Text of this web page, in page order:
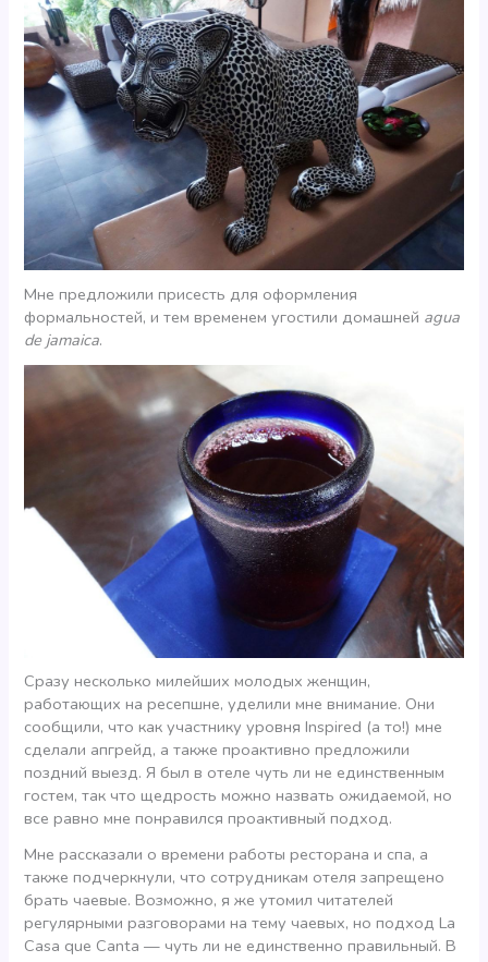
Мне предложили присесть для оформления
формальностей, и тем временем угостили домашней agua
de jamaica.
Сразу несколько милейших молодых женщин,
работающих на ресепшне, уделили мне внимание. Они
сообщили, что как участнику уровня Inspired (а то!) мне
сделали апгрейд, а также проактивно предложили
поздний выезд. Я был в отеле чуть ли не единственным
гостем, так что щедрость можно назвать ожидаемой, но
все равно мне понравился проактивный подход.
Мне рассказали о времени работы ресторана и спа, а
также подчеркнули, что сотрудникам отеля запрещено
брать чаевые. Возможно, я же утомил читателей
регулярными разговорами на тему чаевых, но подход La
Casa que Canta — чуть ли не единственно правильный. В